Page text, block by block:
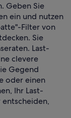
Geben Sie
ein und nutzen
Filter von
Sie
Last-
clevere
Gegend
oder einen
Ihr Last-